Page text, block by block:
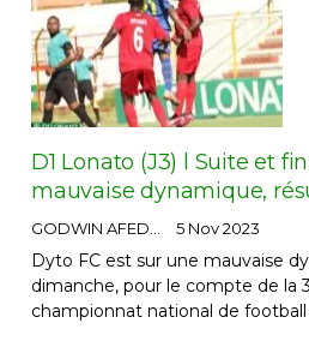
D1 Lonato (J3) l Suite et
mauvaise dynamique,
5 Nov 2023
Dyto FC est sur une mauvaise
dimanche, pour le compte de la
championnat national de football